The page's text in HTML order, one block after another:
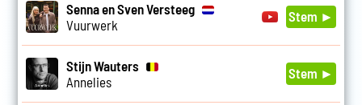
Senna en Sven Versteeg
Vuurwerk
Stem ►
Stijn Wauters
Annelies
Stem ►